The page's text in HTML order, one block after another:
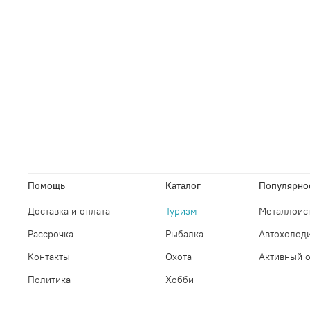
Помощь
Доставка и оплата
Рассрочка
Контакты
Политика
Каталог
Туризм
Рыбалка
Охота
Хобби
Активный